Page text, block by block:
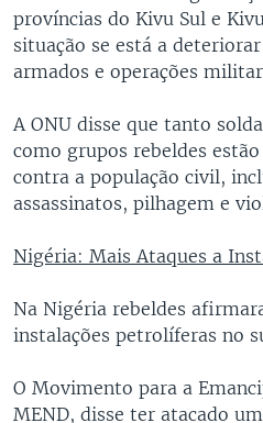
províncias do Kivu Sul e
situação se está a
armados e operações
A ONU disse que tanto
como grupos rebeldes
contra a população civil,
assassinatos, pilhagem e
Nigéria: Mais Ataques a
Na Nigéria rebeldes
instalações petrolíferas no
O Movimento para a
MEND, disse ter atacado